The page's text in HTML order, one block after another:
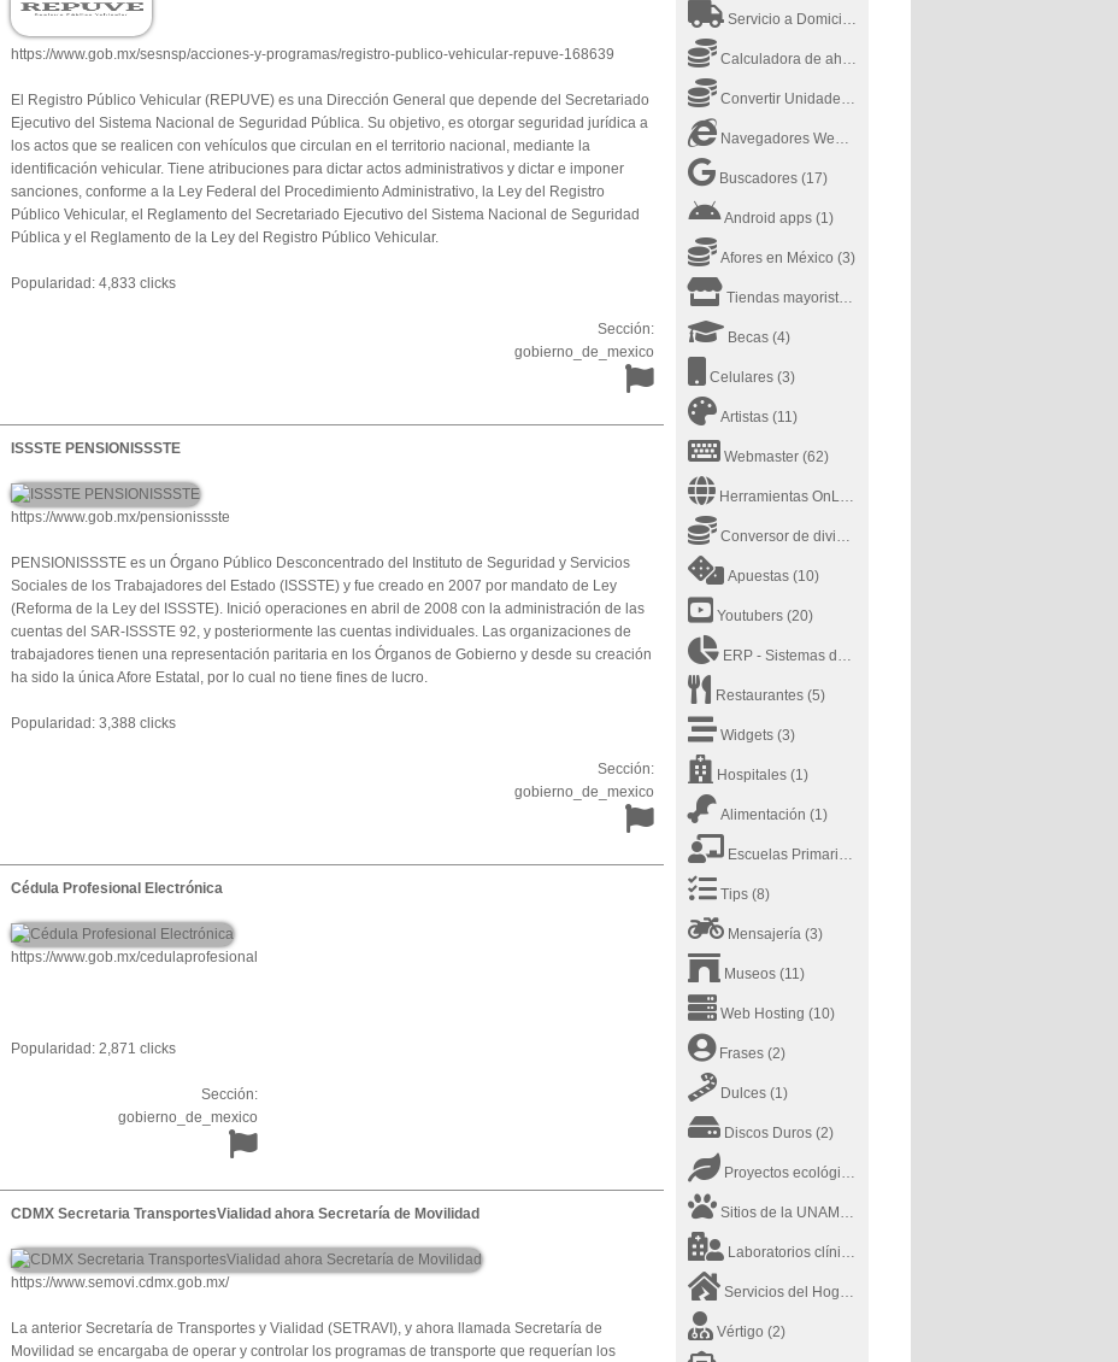
Servicio a Domicilio
Calculadora de ahorros
Convertir Unidades Online
Navegadores Web de Internet
Buscadores (17)
Android apps (1)
Afores en México (3)
Tiendas mayoristas
Becas (4)
Celulares (3)
Artistas (11)
Webmaster (62)
Herramientas OnLine
Conversor de divisas
Apuestas (10)
Youtubers (20)
ERP - Sistemas de planificación de recursos empresariales - Enterprise Resource Planning
Restaurantes (5)
Widgets (3)
Hospitales (1)
Alimentación (1)
Escuelas Primarias
Tips (8)
Mensajería (3)
Museos (11)
Web Hosting (10)
Frases (2)
Dulces (1)
Discos Duros (2)
Proyectos ecológicos
Sitios de la UNAM (20)
Laboratorios clínicos
Servicios del Hogar
Vértigo (2)
https://www.gob.mx/sesnsp/acciones-y-programas/registro-publico-vehicular-repuve-168639
El Registro Público Vehicular (REPUVE) es una Dirección General que depende del Secretariado
Ejecutivo del Sistema Nacional de Seguridad Pública. Su objetivo, es otorgar seguridad jurídica a
los actos que se realicen con vehículos que circulan en el territorio nacional, mediante la
identificación vehicular. Tiene atribuciones para dictar actos administrativos y dictar e imponer
sanciones, conforme a la Ley Federal del Procedimiento Administrativo, la Ley del Registro
Público Vehicular, el Reglamento del Secretariado Ejecutivo del Sistema Nacional de Seguridad
Pública y el Reglamento de la Ley del Registro Público Vehicular.
Popularidad: 4,833 clicks
Sección:
gobierno_de_mexico
ISSSTE PENSIONISSSTE
https://www.gob.mx/pensionissste
PENSIONISSSTE es un Órgano Público Desconcentrado del Instituto de Seguridad y Servicios
Sociales de los Trabajadores del Estado (ISSSTE) y fue creado en 2007 por mandato de Ley
(Reforma de la Ley del ISSSTE). Inició operaciones en abril de 2008 con la administración de las
cuentas del SAR-ISSSTE 92, y posteriormente las cuentas individuales. Las organizaciones de
trabajadores tienen una representación paritaria en los Órganos de Gobierno y desde su creación
ha sido la única Afore Estatal, por lo cual no tiene fines de lucro.
Popularidad: 3,388 clicks
Sección:
gobierno_de_mexico
Cédula Profesional Electrónica
https://www.gob.mx/cedulaprofesional
Popularidad: 2,871 clicks
Sección:
gobierno_de_mexico
CDMX Secretaria TransportesVialidad ahora Secretaría de Movilidad
https://www.semovi.cdmx.gob.mx/
La anterior Secretaría de Transportes y Vialidad (SETRAVI), y ahora llamada Secretaría de
Movilidad se encargaba de operar y controlar los programas de transporte que requerían los